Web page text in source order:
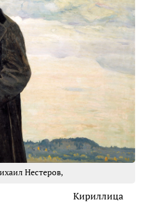
Нестеров,
Кириллица